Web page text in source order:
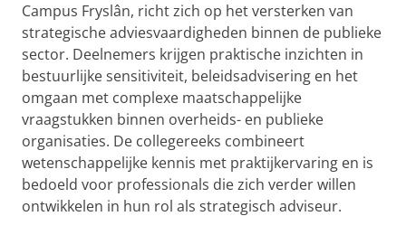
Campus Fryslân, richt zich op het versterken van
strategische adviesvaardigheden binnen de publieke
sector. Deelnemers krijgen praktische inzichten in
bestuurlijke sensitiviteit, beleidsadvisering en het
omgaan met complexe maatschappelijke
vraagstukken binnen overheids- en publieke
organisaties. De collegereeks combineert
wetenschappelijke kennis met praktijkervaring en is
bedoeld voor professionals die zich verder willen
ontwikkelen in hun rol als strategisch adviseur.